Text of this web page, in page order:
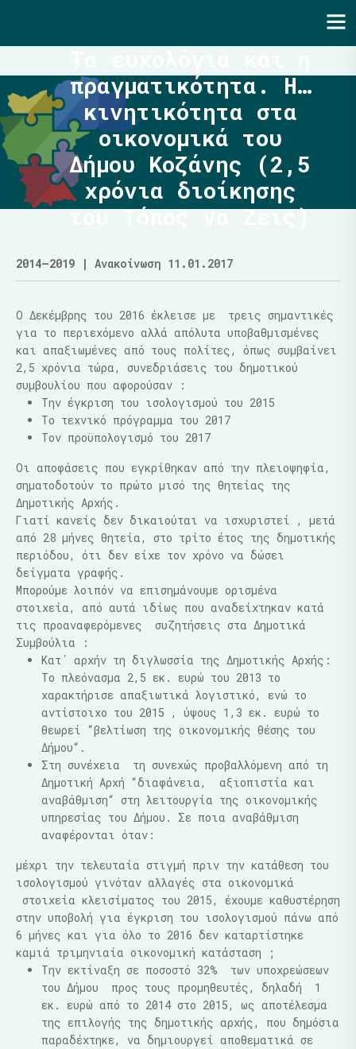
πραγματικότητα. Η…
κινητικότητα στα
οικονομικά του
Δήμου Κοζάνης (2,5
χρόνια διοίκησης
του Τόπος να Ζεις)
2014–2019 | Ανακοίνωση 11.01.2017
Ο Δεκέμβρης του 2016 έκλεισε με τρεις σημαντικές
για το περιεχόμενο αλλά απόλυτα υποβαθμισμένες
και απαξιωμένες από τους πολίτες, όπως συμβαίνει
2,5 χρόνια τώρα, συνεδριάσεις του δημοτικού
συμβουλίου που αφορούσαν :
Την έγκριση του ισολογισμού του 2015
Το τεχνικό πρόγραμμα του 2017
Τον προϋπολογισμό του 2017
Οι αποφάσεις που εγκρίθηκαν από την πλειοψηφία,
σηματοδοτούν το πρώτο μισό της θητείας της
Δημοτικής Αρχής.
Γιατί κανείς δεν δικαιούται να ισχυριστεί , μετά
από 28 μήνες θητεία, στο τρίτο έτος της δημοτικής
περιόδου, ότι δεν είχε τον χρόνο να δώσει
δείγματα γραφής.
Μπορούμε λοιπόν να επισημάνουμε ορισμένα
στοιχεία, από αυτά ιδίως που αναδείχτηκαν κατά
τις προαναφερόμενες συζητήσεις στα Δημοτικά
Συμβούλια :
Κατ΄ αρχήν τη διγλωσσία της Δημοτικής Αρχής:
Το πλεόνασμα 2,5 εκ. ευρώ του 2013 το
χαρακτήρισε απαξιωτικά λογιστικό, ενώ το
αντίστοιχο του 2015 , ύψους 1,3 εκ. ευρώ το
θεωρεί “βελτίωση της οικονομικής θέσης του
Δήμου“.
Στη συνέχεια τη συνεχώς προβαλλόμενη από τη
Δημοτική Αρχή “διαφάνεια, αξιοπιστία και
αναβάθμιση“ στη λειτουργία της οικονομικής
υπηρεσίας του Δήμου. Σε ποια αναβάθμιση
αναφέρονται όταν:
μέχρι την τελευταία στιγμή πριν την κατάθεση του
ισολογισμού γινόταν αλλαγές στα οικονομικά
στοιχεία κλεισίματος του 2015, έχουμε καθυστέρηση
στην υποβολή για έγκριση του ισολογισμού πάνω από
6 μήνες και για όλο το 2016 δεν καταρτίστηκε
καμιά τριμηνιαία οικονομική κατάσταση ;
Την εκτίναξη σε ποσοστό 32% των υποχρεώσεων
του Δήμου προς τους προμηθευτές, δηλαδή 1
εκ. ευρώ από το 2014 στο 2015, ως αποτέλεσμα
της επιλογής της δημοτικής αρχής, που δημόσια
παραδέχτηκε, να δημιουργεί αποθεματικά σε